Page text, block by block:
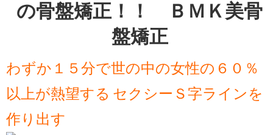
の骨盤矯正！！ ＢＭＫ美骨
盤矯正
わずか１５分で世の中の女性の６０％
以上が熱望する セクシーＳ字ラインを
作り出す